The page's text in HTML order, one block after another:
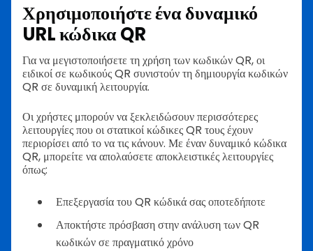
Χρησιμοποιήστε ένα δυναμικό
URL κώδικα QR
Για να μεγιστοποιήσετε τη χρήση των κωδικών QR, οι
ειδικοί σε κωδικούς QR συνιστούν τη δημιουργία κωδικών
QR σε δυναμική λειτουργία.
Οι χρήστες μπορούν να ξεκλειδώσουν περισσότερες
λειτουργίες που οι στατικοί κώδικες QR τους έχουν
περιορίσει από το να τις κάνουν. Με έναν δυναμικό κώδικα
QR, μπορείτε να απολαύσετε αποκλειστικές λειτουργίες
όπως:
Επεξεργασία του QR κώδικά σας οποτεδήποτε
Αποκτήστε πρόσβαση στην ανάλυση των QR
κωδικών σε πραγματικό χρόνο